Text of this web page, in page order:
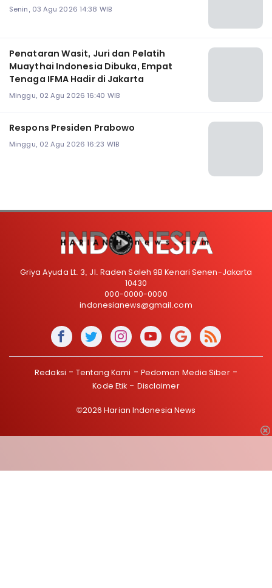
Senin, 03 Agu 2026 14:38 WIB
Penataran Wasit, Juri dan Pelatih
Muaythai Indonesia Dibuka, Empat
Tenaga IFMA Hadir di Jakarta
Minggu, 02 Agu 2026 16:40 WIB
Respons Presiden Prabowo
Minggu, 02 Agu 2026 16:23 WIB
Griya Ayuda Lt. 3, Jl. Raden Saleh 9B Kenari Senen-Jakarta
10430
000-0000-0000
indonesianews@gmail.com
Redaksi Tentang Kami
Pedoman Media Siber
Kode Etik
Disclaimer
©2026 Harian Indonesia News